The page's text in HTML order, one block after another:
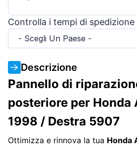
Controlla i tempi di spedizione
- Scegli Un Paese -
Descrizione
Pannello di
posteriore per Honda
1998 / Destra 5907
Ottimizza e rinnova la tua Honda